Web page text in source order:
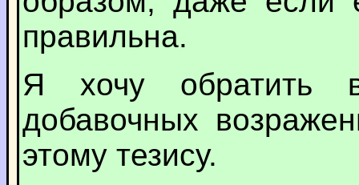
правильна.
Я хочу обратить
добавочных
этому тезису.